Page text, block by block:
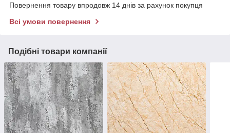
Повернення товару впродовж 14 днів за рахунок покупця
Всі умови повернення
Подібні товари компанії